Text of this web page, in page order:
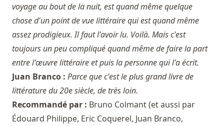
voyage au bout de la nuit, est quand même quelque
chose d'un point de vue littéraire qui est quand même
assez prodigieux. Il faut l'avoir lu. Voilà. Mais c'est
toujours un peu compliqué quand même de faire la part
entre l'œuvre littéraire et puis la personne qui l'a écrit.
Juan Branco : Parce que c'est le plus grand livre de
littérature du 20e siècle, de très loin.
Recommandé par : Bruno Colmant(et aussi par
Édouard Philippe, Eric Coquerel, Juan Branco,